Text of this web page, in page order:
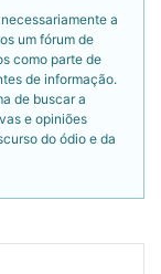
a
um fórum de
como parte de
de informação.
de buscar a
e opiniões
do ódio e da